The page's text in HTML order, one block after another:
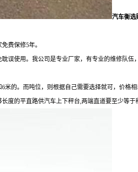
汽车衡选
费保修5年。
误使用。我公司是专业厂家，有专业的维修队伍
的。而吨位，则根据自己需要选择就可，价格相
度的平直路供汽车上下秤台,两端直道要至少等于